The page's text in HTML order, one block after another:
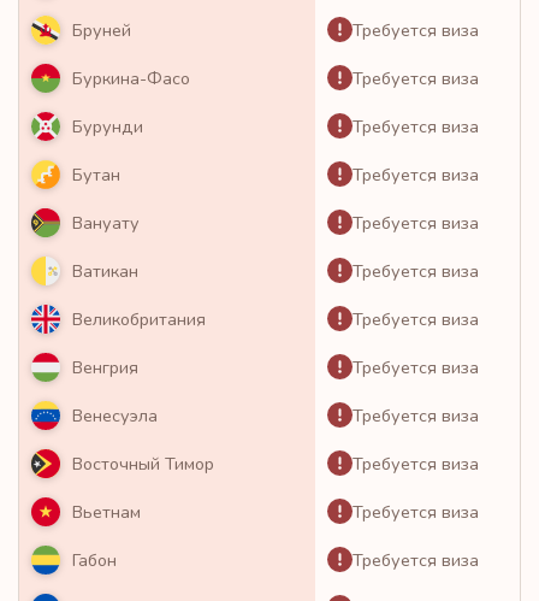
Бруней Требуется виза
Буркина-Фасо Требуется виза
Бурунди Требуется виза
Бутан Требуется виза
Вануату Требуется виза
Ватикан Требуется виза
Великобритания Требуется виза
Венгрия Требуется виза
Венесуэла Требуется виза
Восточный Тимор Требуется виза
Вьетнам Требуется виза
Габон Требуется виза